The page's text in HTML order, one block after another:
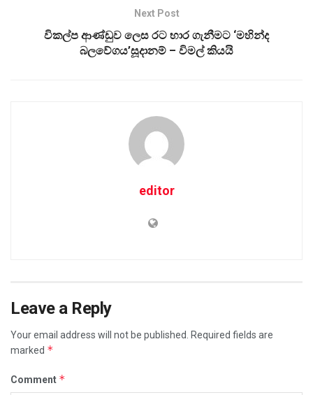
Next Post
විකල්ප ආණ්ඩුව ලෙස රට භාර ගැනීමට ‘මහින්ද
බලවේගය’සූදානම් – විමල් කියයි
editor
Leave a Reply
Your email address will not be published.
Required fields are
marked *
Comment *